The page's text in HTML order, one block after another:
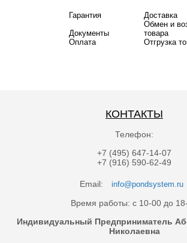
Гарантия
Доставка
Документы
Обмен и
товара
Оплата
Отгрузка
КОНТАКТЫ
Телефон:
+7 (495) 647-14-07
+7 (916) 590-62-49
Email: info@pondsystem.ru
Время работы: с 10-00 до
Индивидуальный Предприниматель
Николаевна